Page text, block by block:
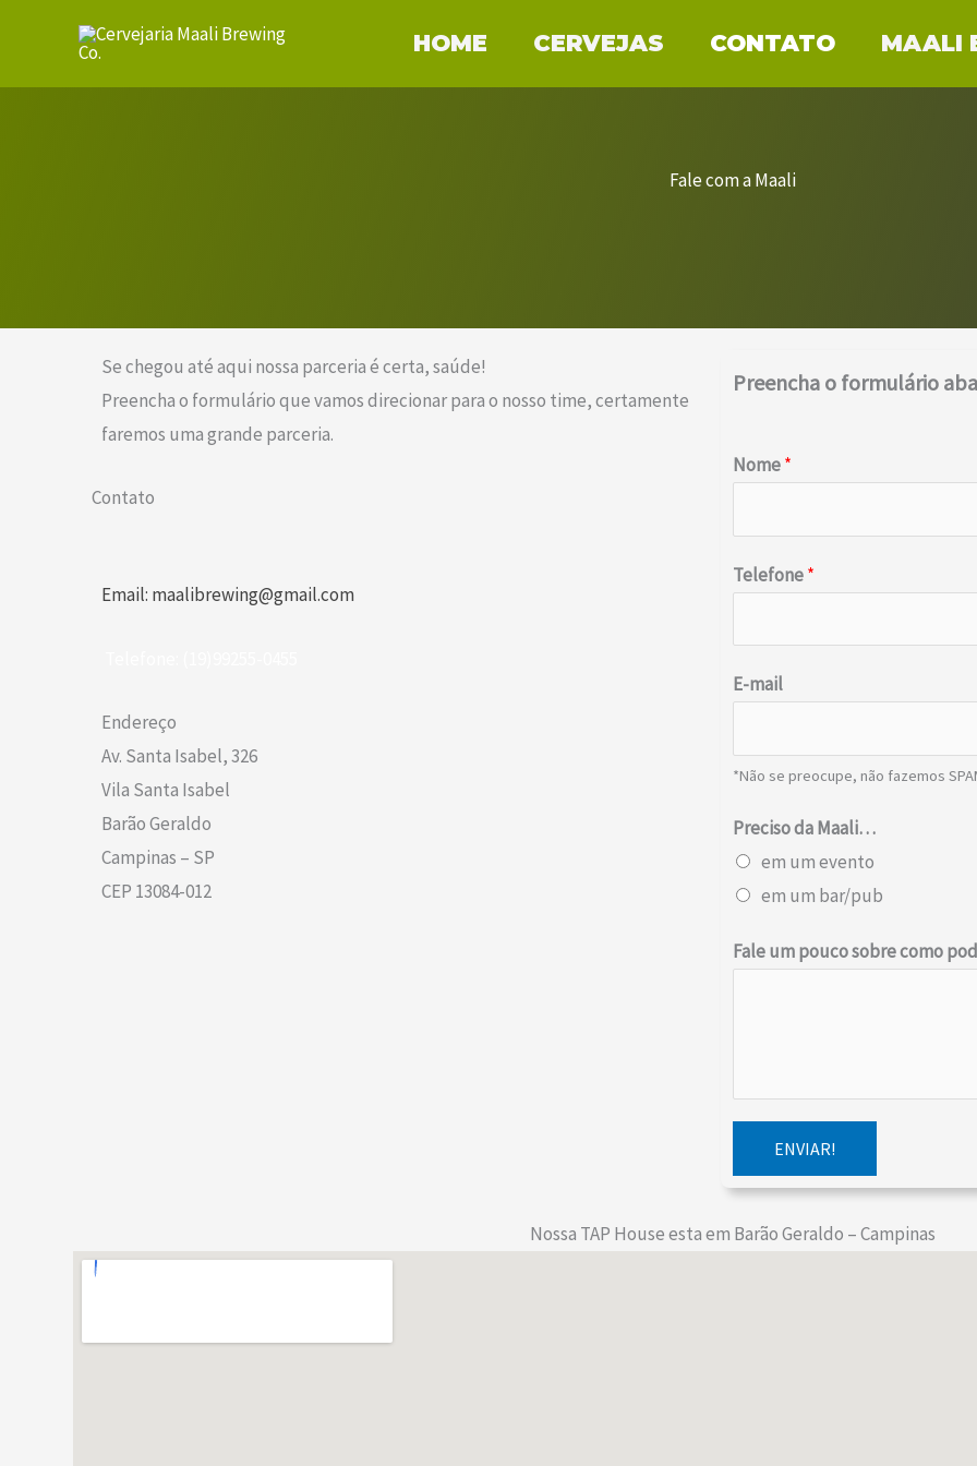
o
HOME CERVEJAS CONTATO MAALI
Fale com a Maali​
Se chegou até aqui nossa parceria é certa, saúde!
Preencha o formulário que vamos direcionar para o nosso time, certamente
faremos uma grande parceria.
Contato
Email: maalibrewing@gmail.com
Endereço
Av. Santa Isabel, 326
Vila Santa Isabel
Barão Geraldo
Campinas – SP
CEP 13084-012
Preencha o formulário
Nome*
Telefone*
E-mail
*Não se preocupe, não fazemos
Preciso da Maali…
em um evento
em um bar/pub
Fale um pouco sobre como
ENVIAR!
Nossa TAP House esta em Barão Geraldo – Campinas